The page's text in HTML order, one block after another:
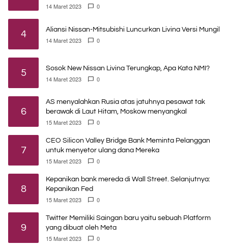
14 Maret 2023 0
4 Aliansi Nissan-Mitsubishi Luncurkan Livina Versi Mungil
14 Maret 2023 0
5 Sosok New Nissan Livina Terungkap, Apa Kata NMI?
14 Maret 2023 0
6
AS menyalahkan Rusia atas jatuhnya pesawat tak
berawak di Laut Hitam, Moskow menyangkal
15 Maret 2023 0
7
CEO Silicon Valley Bridge Bank Meminta Pelanggan
untuk menyetor ulang dana Mereka
15 Maret 2023 0
8
Kepanikan bank mereda di Wall Street. Selanjutnya:
Kepanikan Fed
15 Maret 2023 0
9
Twitter Memiliki Saingan baru yaitu sebuah Platform
yang dibuat oleh Meta
15 Maret 2023 0